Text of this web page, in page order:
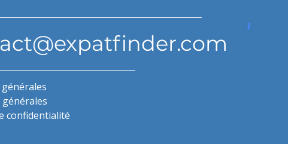
confidentialité
www.expatfinder.com/articles